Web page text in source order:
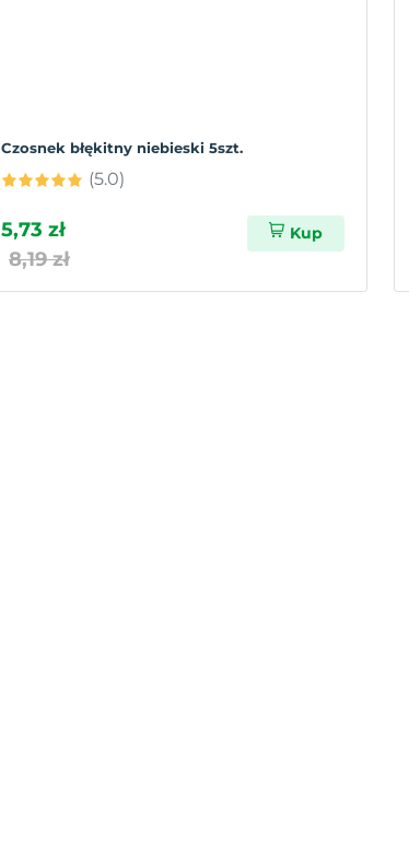
Czosnek błękitny niebieski 5szt.
(5.0)
5,73 zł
8,19 zł
Kup